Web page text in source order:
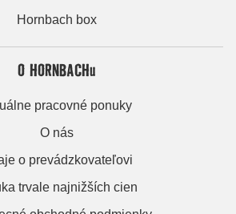
Hornbach box
O HORNBACHu
pracovné ponuky
O nás
o prevádzkovateľovi
trvale najnižších cien